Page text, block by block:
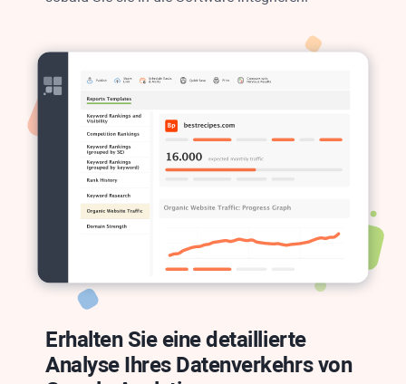
Erhalten Sie eine detaillierte
Analyse Ihres Datenverkehrs von